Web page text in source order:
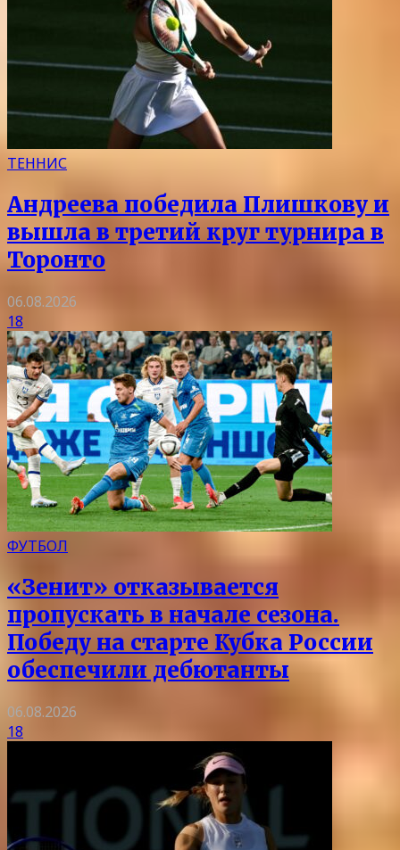
ТЕННИС
Андреева победила Плишкову и
вышла в третий круг турнира в
Торонто
06.08.2026
18
ФУТБОЛ
«Зенит» отказывается
пропускать в начале сезона.
Победу на старте Кубка России
обеспечили дебютанты
06.08.2026
18